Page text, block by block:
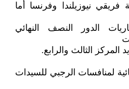
فريقي نيوزيلندا وفرنسا أما
الدور النصف النهائي
المركز الثالث والرابع.
لمنافسات الرجبي للسيدات